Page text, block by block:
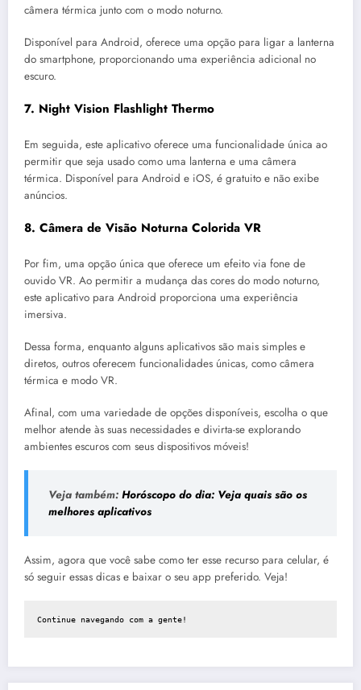
câmera térmica junto com o modo noturno.
Disponível para Android, oferece uma opção para ligar a lanterna
do smartphone, proporcionando uma experiência adicional no
escuro.
7. Night Vision Flashlight Thermo
Em seguida, este aplicativo oferece uma funcionalidade única ao
permitir que seja usado como uma lanterna e uma câmera
térmica. Disponível para Android e iOS, é gratuito e não exibe
anúncios.
8. Câmera de Visão Noturna Colorida VR
Por fim, uma opção única que oferece um efeito via fone de
ouvido VR. Ao permitir a mudança das cores do modo noturno,
este aplicativo para Android proporciona uma experiência
imersiva.
Dessa forma, enquanto alguns aplicativos são mais simples e
diretos, outros oferecem funcionalidades únicas, como câmera
térmica e modo VR.
Afinal, com uma variedade de opções disponíveis, escolha o que
melhor atende às suas necessidades e divirta-se explorando
ambientes escuros com seus dispositivos móveis!
Veja também: Horóscopo do dia: Veja quais são os
melhores aplicativos
Assim, agora que você sabe como ter esse recurso para celular, é
só seguir essas dicas e baixar o seu app preferido. Veja!
Continue navegando com a gente!